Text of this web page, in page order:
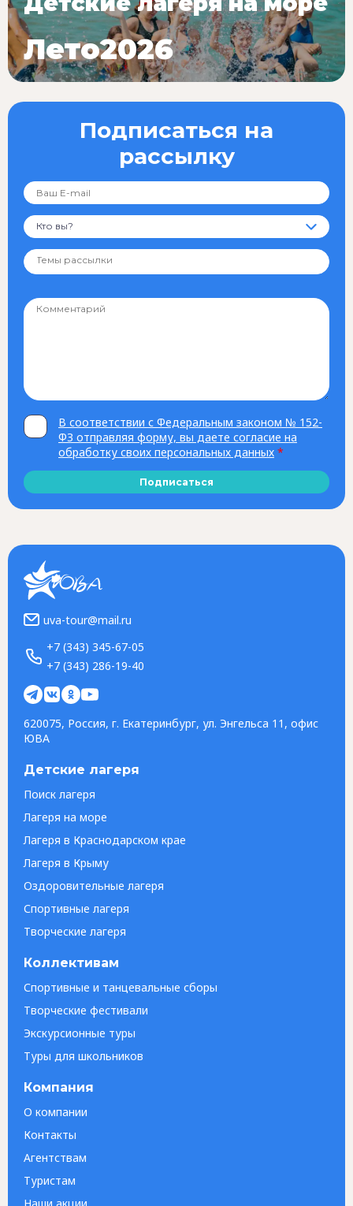
Подписаться на
рассылку
Кто вы?
В соответствии с Федеральным законом № 152-
ФЗ отправляя форму, вы даете согласие на
обработку своих персональных данных *
Подписаться
Лето2026
uva-tour@mail.ru
+7 (343) 345-67-05
+7 (343) 286-19-40
620075, Россия, г. Екатеринбург, ул. Энгельса 11, офис
ЮВА
Детские лагеря
Поиск лагеря
Лагеря на море
Лагеря в Краснодарском крае
Лагеря в Крыму
Оздоровительные лагеря
Спортивные лагеря
Творческие лагеря
Коллективам
Спортивные и танцевальные сборы
Творческие фестивали
Экскурсионные туры
Туры для школьников
Компания
О компании
Контакты
Агентствам
Туристам